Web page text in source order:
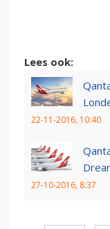
Lees ook:
22-11-2016, 10:40
27-10-2016, 8:37